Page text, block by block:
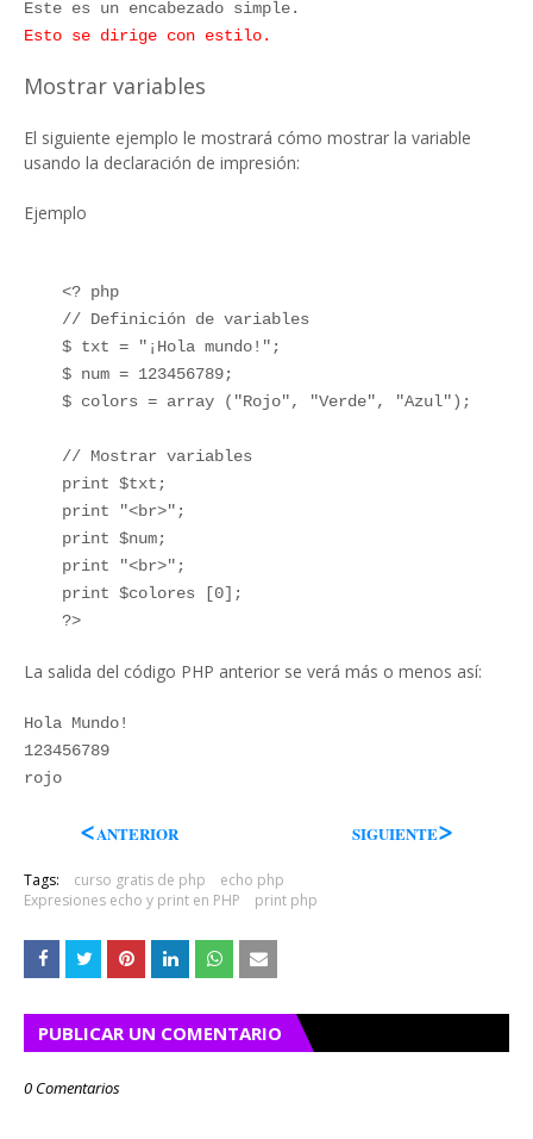
Este es un encabezado simple.
Esto se dirige con estilo.
Mostrar variables
El siguiente ejemplo le mostrará cómo mostrar la variable
usando la declaración de impresión:
Ejemplo
<? php
// Definición de variables
$ txt = "¡Hola mundo!";
$ num = 123456789;
$ colors = array ("Rojo", "Verde", "Azul");
// Mostrar variables
print $txt;
print "<br>";
print $num;
print "<br>";
print $colores [0];
?>
La salida del código PHP anterior se verá más o menos así:
Hola Mundo!
123456789
rojo
<ANTERIOR SIGUIENTE>
Tags: curso gratis de php
echo php
Expresiones echo y print en PHP
print php
PUBLICAR UN COMENTARIO
0 Comentarios